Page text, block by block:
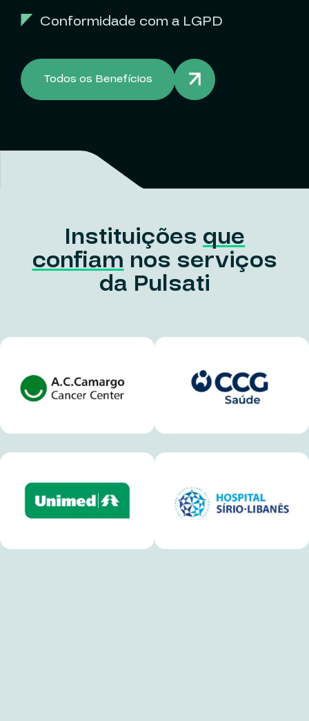
Conformidade com a LGPD
Todos os Benefícios
Instituiçõesque
confiamnos serviços
da Pulsati